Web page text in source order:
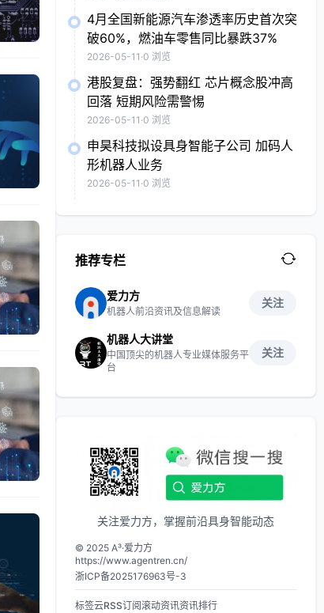
4月全国新能源汽车渗透率历史首次突
破60%，燃油车零售同比暴跌37%
2026-05-11 ·0 浏览
港股复盘：强势翻红 芯片概念股冲高
回落 短期风险需警惕
2026-05-11 ·0 浏览
申昊科技拟设具身智能子公司 加码人
形机器人业务
2026-05-11 ·0 浏览
推荐专栏
爱力方
机器人前沿资讯及信息解读
关注
机器人大讲堂
中国顶尖的机器人专业媒体服务平
台
关注
关注爱力方，掌握前沿具身智能动态
© 2025 A³·爱力方
https://www.agentren.cn/
浙ICP备2025176963号-3
标签云RSS订阅滚动资讯资讯排行